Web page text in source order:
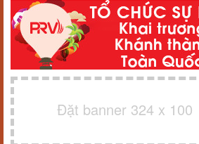
Đặt banner 324 x 100